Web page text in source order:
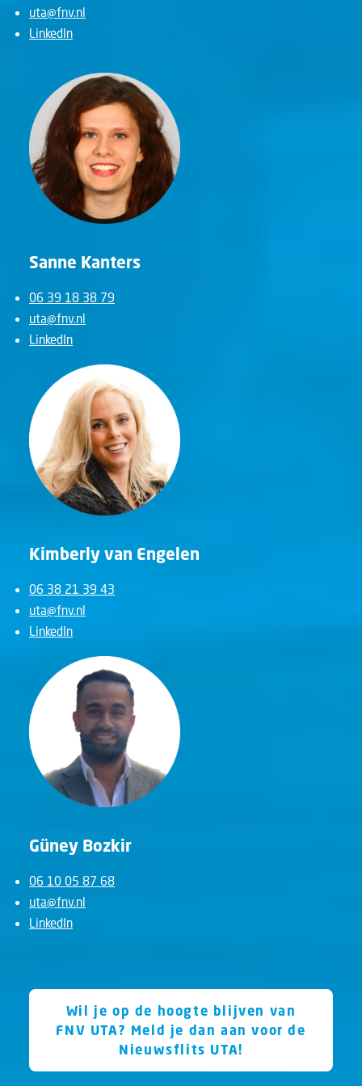
uta@fnv.nl
LinkedIn
Sanne Kanters
06 39 18 38 79
uta@fnv.nl
LinkedIn
Kimberly van Engelen
06 38 21 39 43
uta@fnv.nl
LinkedIn
Güney Bozkir
06 10 05 87 68
uta@fnv.nl
LinkedIn
Wil je op de hoogte blijven van
FNV UTA? Meld je dan aan voor de
Nieuwsflits UTA!